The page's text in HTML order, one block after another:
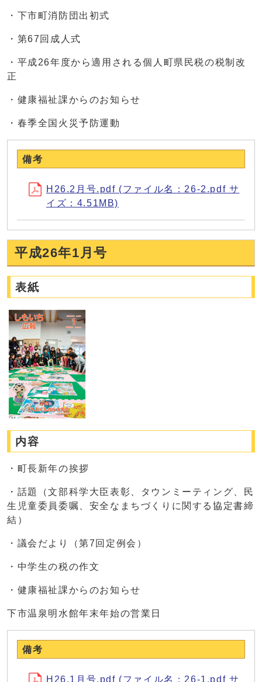
・下市町消防団出初式
・第67回成人式
・平成26年度から適用される個人町県民税の税制改
正
・健康福祉課からのお知らせ
・春季全国火災予防運動
備考
H26.2月号.pdf (ファイル名：26-2.pdf サ
イズ：4.51MB)
平成26年1月号
表紙
内容
・町長新年の挨拶
・話題（文部科学大臣表彰、タウンミーティング、民
生児童委員委嘱、安全なまちづくりに関する協定書締
結）
・議会だより（第7回定例会）
・中学生の税の作文
・健康福祉課からのお知らせ
下市温泉明水館年末年始の営業日
備考
H26.1月号.pdf (ファイル名：26-1.pdf サ